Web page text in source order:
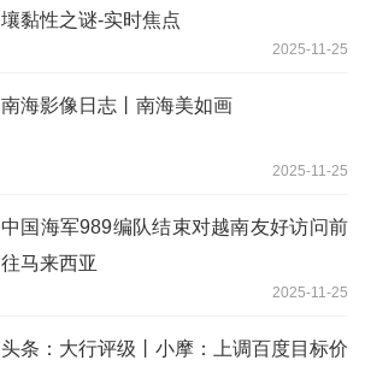
壤黏性之谜-实时焦点
2025-11-25
南海影像日志丨南海美如画
2025-11-25
中国海军989编队结束对越南友好访问前
往马来西亚
2025-11-25
头条：大行评级丨小摩：上调百度目标价